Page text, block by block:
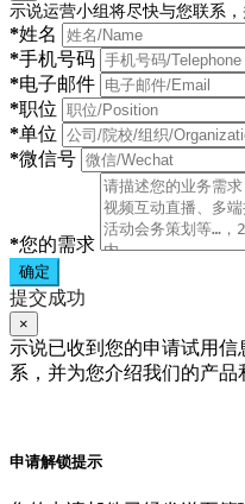
示说运营小组将尽快与您联系
*姓名
*手机号码
*电子邮件
*职位
*单位
*微信号
*您的需求
确定
提交成功
×
示说已收到您的申请试用
系，并为您介绍我们的产品
申请解锁提示